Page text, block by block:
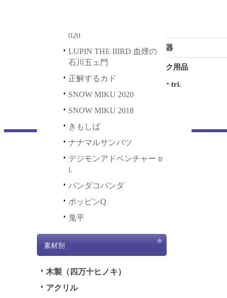
ナナマルサンバツ
デジモンアドベンチャー tri.
ポッピンQ
鬼平
充電器
デスク用品
020
LUPIN THE IIIRD 血煙の
石川五ェ門
正解するカド
SNOW MIKU 2020
SNOW MIKU 2018
きもしば
ナナマルサンバツ
デジモンアドベンチャー tr
i.
パンダコパンダ
ポッピンQ
鬼平
素材別
木製（四万十ヒノキ）
アクリル